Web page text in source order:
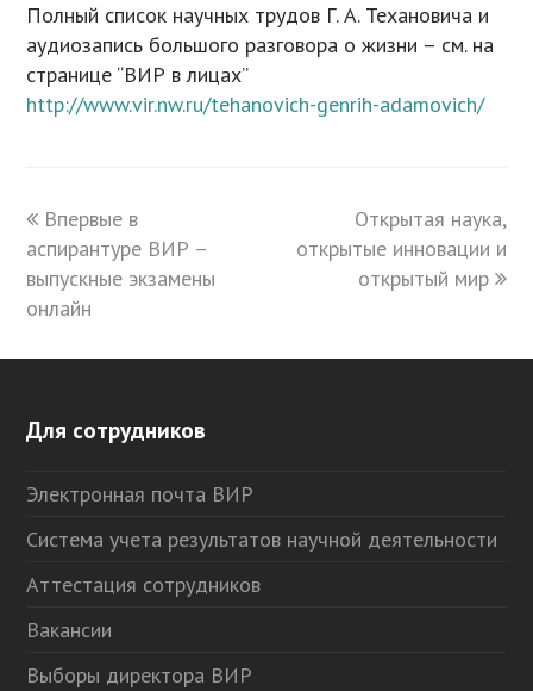
Полный список научных трудов Г. А. Техановича и
аудиозапись большого разговора о жизни – см. на
странице “ВИР в лицах”
http://www.vir.nw.ru/tehanovich-genrih-adamovich/
previous
post:
Впервые в
аспирантуре ВИР –
выпускные экзамены
онлайн
next
post:
Открытая наука,
открытые инновации и
открытый мир
Для сотрудников
Электронная почта ВИР
Система учета результатов научной деятельности
Аттестация сотрудников
Вакансии
Выборы директора ВИР